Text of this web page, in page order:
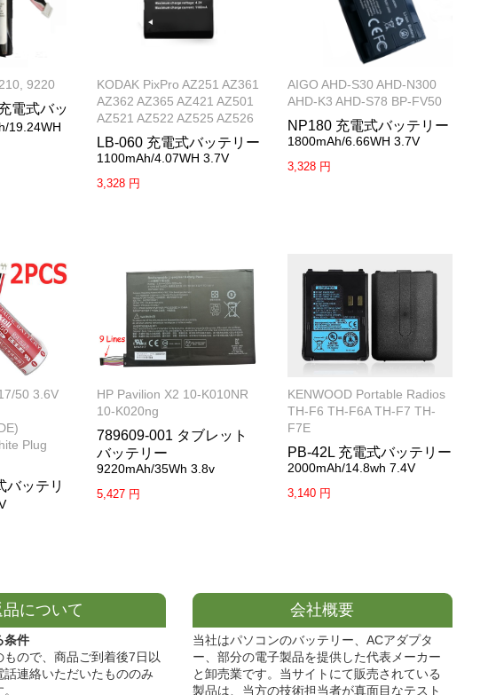
9220
電式バッ
19.24WH
KODAK PixPro AZ251 AZ361
AZ362 AZ365 AZ421 AZ501
AZ521 AZ522 AZ525 AZ526
LB-060 充電式バッテリー
1100mAh/4.07WH 3.7V
3,328 円
AIGO AHD-S30 AHD-N300
AHD-K3 AHD-S78 BP-FV50
NP180 充電式バッテリー
1800mAh/6.66WH 3.7V
3,328 円
50 3.6V
Plug
バッテリ
HP Pavilion X2 10-K010NR
10-K020ng
789609-001 タブレット
バッテリー
9220mAh/35Wh 3.8v
5,427 円
KENWOOD Portable Radios
TH-F6 TH-F6A TH-F7 TH-
F7E
PB-42L 充電式バッテリー
2000mAh/14.8wh 7.4V
3,140 円
品について
条件
ので、商品ご到着後7日以
話連絡いただいたもののみ
会社概要
当社はパソコンのバッテリー、ACアダプタ
ー、部分の電子製品を提供した代表メーカー
と卸売業です。当サイトにて販売されている
製品は、当方の技術担当者が真面目なテスト